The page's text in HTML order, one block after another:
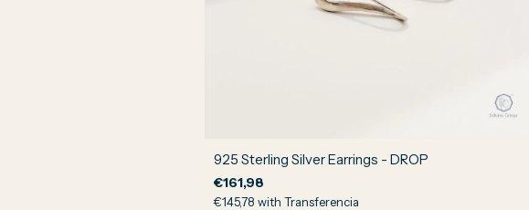
925 Sterling Silver Earrings - DROP
€161,98
€145,78 with Transferencia